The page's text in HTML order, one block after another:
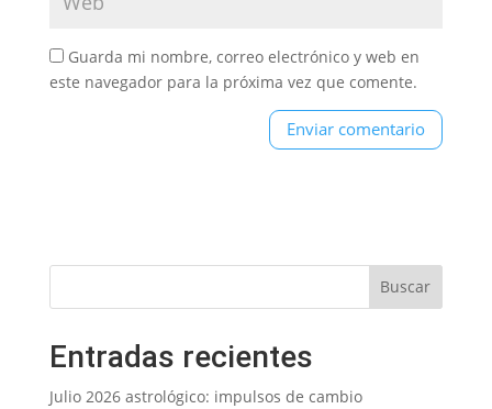
Guarda mi nombre, correo electrónico y web en
este navegador para la próxima vez que comente.
Entradas recientes
Julio 2026 astrológico: impulsos de cambio